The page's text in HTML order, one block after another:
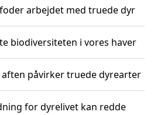
arbejdet med truede dyr
biodiversiteten i vores haver
påvirker truede dyrearter
for dyrelivet kan redde